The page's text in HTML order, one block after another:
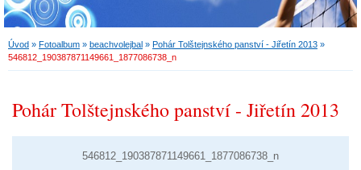
Úvod » Fotoalbum » beachvolejbal » Pohár Tolštejnského panství - Jiřetín 2013 »
546812_190387871149661_1877086738_n
Pohár Tolštejnského panství - Jiřetín 2013
546812_190387871149661_1877086738_n